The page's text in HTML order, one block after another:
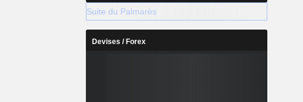
Suite du Palmarès
Devises / Forex